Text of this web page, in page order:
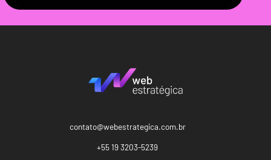
contato@webestrategica.com.br
+55 19 3203-5239